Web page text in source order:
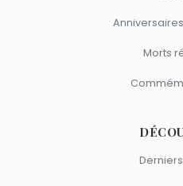
Morts